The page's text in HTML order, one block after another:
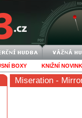
BOXY KNIŽNÍ
Miseration -